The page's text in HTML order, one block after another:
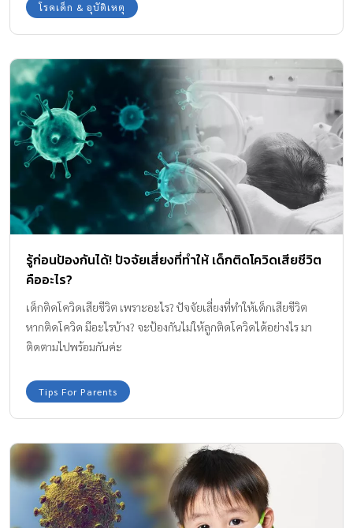
โรคเด็ก & อุบัติเหตุ
รู้ก่อนป้องกันได้! ปัจจัยเสี่ยงที่ทำให้ เด็กติดโควิดเสียชีวิต
คืออะไร?
เด็กติดโควิดเสียชีวิต เพราะอะไร? ปัจจัยเสี่ยงที่ทำให้เด็กเสียชีวิต
หากติดโควิด มีอะไรบ้าง? จะป้องกันไม่ให้ลูกติดโควิดได้อย่างไร มา
ติดตามไปพร้อมกันค่ะ
Tips For Parents